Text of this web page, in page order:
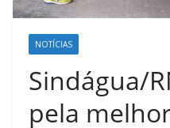
NOTÍCIAS
Sindágua/
pela